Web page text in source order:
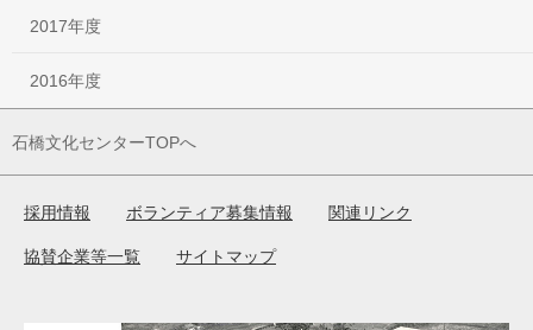
2017年度
2016年度
石橋文化センターTOPへ
採用情報 ボランティア募集情報 関連リンク
協賛企業等一覧 サイトマップ